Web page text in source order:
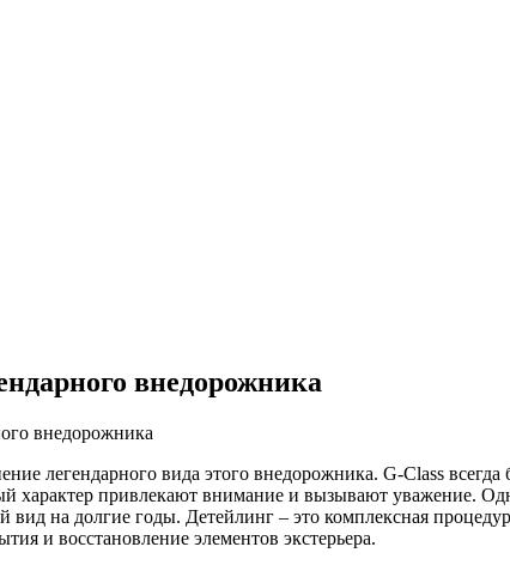
внедорожника
внедорожника
легендарного вида этого внедорожника. G-Class
привлекают внимание и вызывают уважение.
на долгие годы. Детейлинг – это комплексная
и восстановление элементов экстерьера.